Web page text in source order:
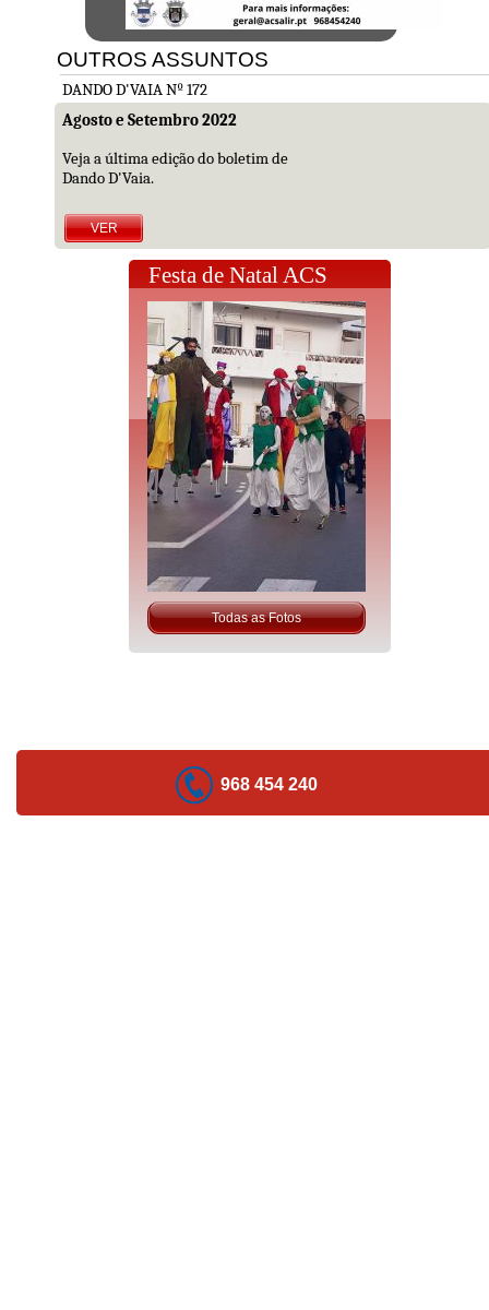
Todas as Fotos
Festa de Natal ACS
VER
Agosto e Setembro 2022
Veja a última edição do boletim de
Dando D'Vaia.
OUTROS ASSUNTOS
DANDO D'VAIA Nº 172
968 454 240